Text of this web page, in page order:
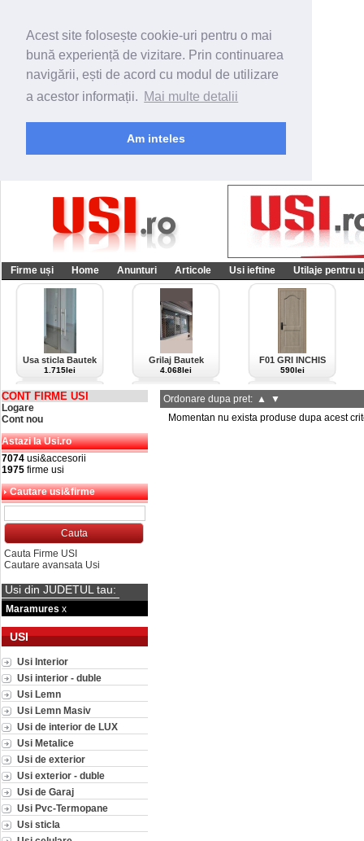
Acest site folosește cookie-uri pentru o mai
bună experiență de vizitare. Prin continuarea
navigării, ești de acord cu modul de utilizare
a acestor informații. Mai multe detalii
Am inteles
Firme uși Home Anunturi Articole Usi ieftine Utilaje pentru
Usa sticla Bautek
1.715lei
Grilaj Bautek
4.068lei
F01 GRI INCHIS
590lei
CONT FIRME USI
Logare
Cont nou
Astazi la Usi.ro
7074 usi&accesorii
1975 firme usi
Cautare usi&firme
Cauta Firme USI
Cautare avansata Usi
Usi din JUDETUL tau:
Maramures x
USI
Usi Interior
Usi interior - duble
Usi Lemn
Usi Lemn Masiv
Usi de interior de LUX
Usi Metalice
Usi de exterior
Usi exterior - duble
Usi de Garaj
Usi Pvc-Termopane
Usi sticla
Ordonare dupa pret: ▲
▼
Momentan nu exista produse dupa acest